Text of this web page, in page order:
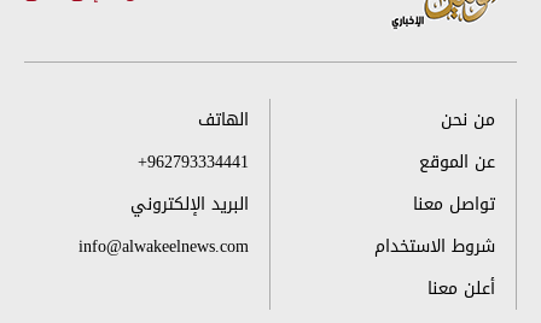
من نحن
عن الموقع
تواصل معنا
شروط الاستخدام
أعلن معنا
الهاتف
+962793334441
البريد الإلكتروني
info@alwakeelnews.com